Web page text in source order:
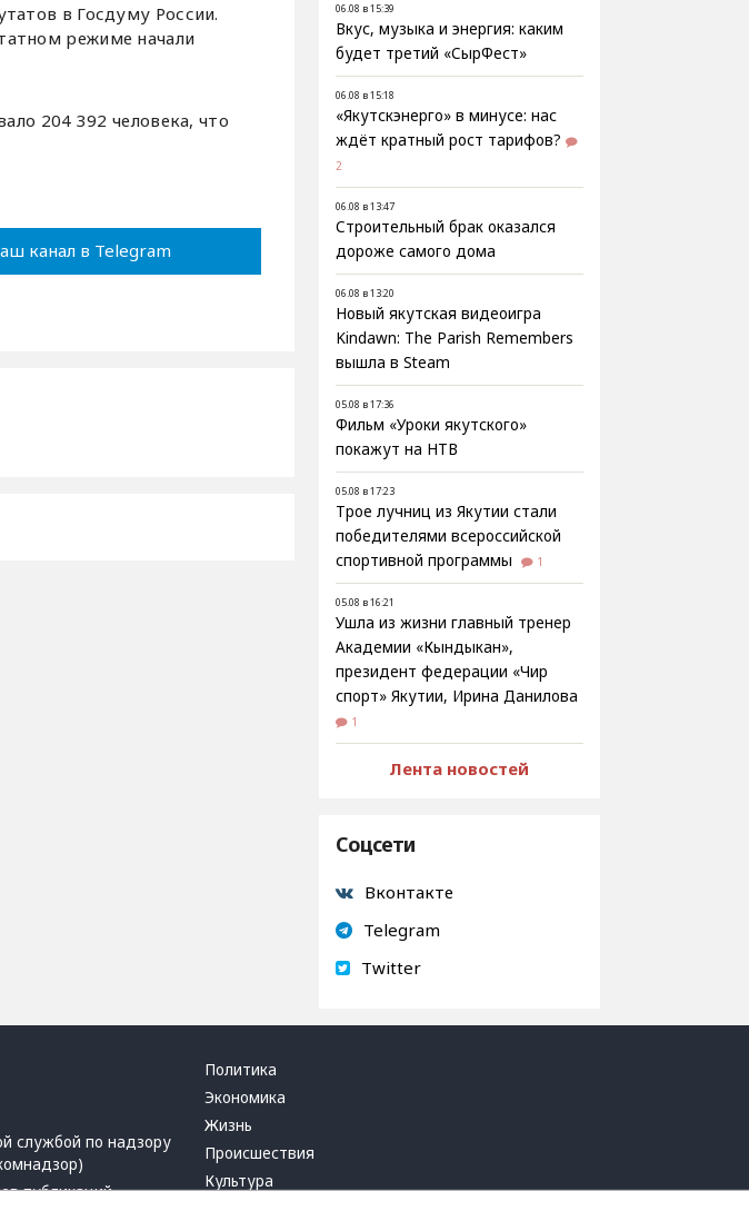
в Госдуму России.
режиме начали
204 392 человека, что
канал в Telegram
06.08 в 15:39
Вкус, музыка и энергия: каким
будет третий «СырФест»
06.08 в 15:18
«Якутскэнерго» в минусе: нас
ждёт кратный рост тарифов?
2
06.08 в 13:47
Строительный брак оказался
дороже самого дома
06.08 в 13:20
Новый якутская видеоигра
Kindawn: The Parish Remembers
вышла в Steam
05.08 в 17:36
Фильм «Уроки якутского»
покажут на НТВ
05.08 в 17:23
Трое лучниц из Якутии стали
победителями всероссийской
спортивной программы
1
05.08 в 16:21
Ушла из жизни главный тренер
Академии «Кындыкан»,
президент федерации «Чир
спорт» Якутии, Ирина Данилова
1
Лента новостей
Соцсети
Вконтакте
Telegram
Twitter
службой по надзору
публикаций.
Политика
Экономика
Жизнь
Происшествия
Культура